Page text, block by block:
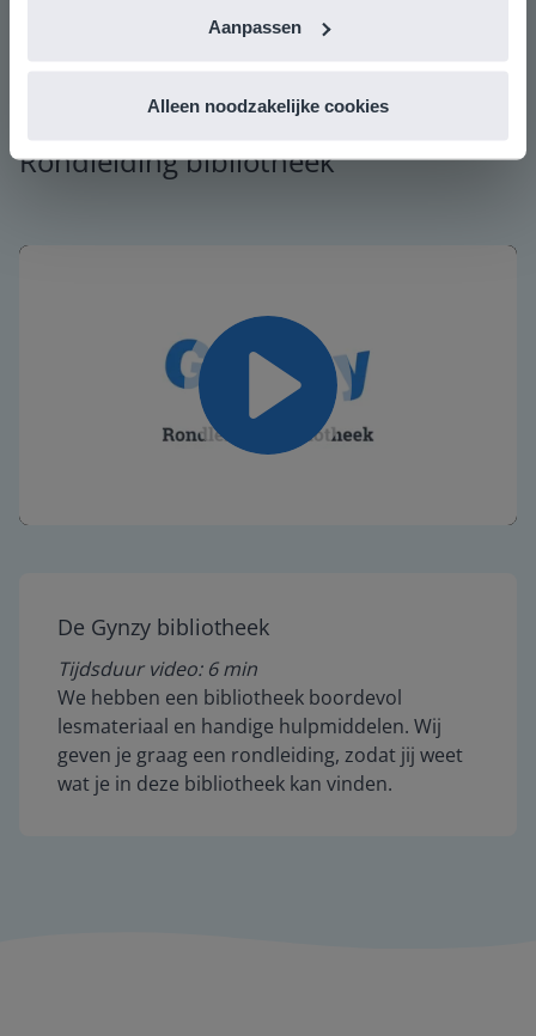
Aanpassen
Alleen noodzakelijke cookies
Rondleiding bibliotheek
Settings
De Gynzy bibliotheek
Tijdsduur video: 6 min
We hebben een bibliotheek boordevol
lesmateriaal en handige hulpmiddelen. Wij
geven je graag een rondleiding, zodat jij weet
wat je in deze bibliotheek kan vinden.